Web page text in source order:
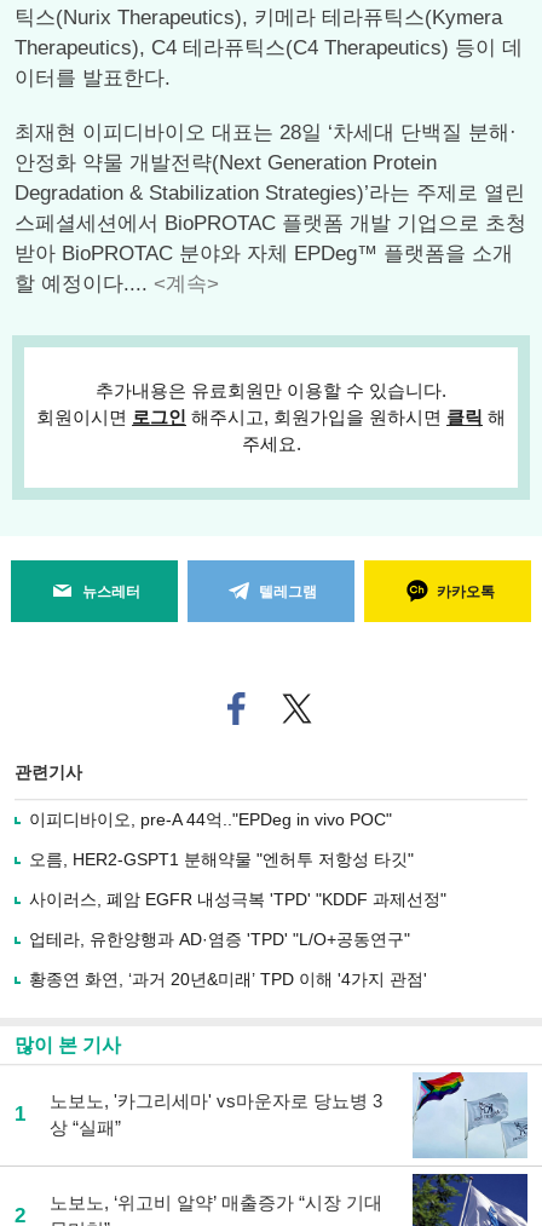
틱스(Nurix Therapeutics), 키메라 테라퓨틱스(Kymera
Therapeutics), C4 테라퓨틱스(C4 Therapeutics) 등이 데
이터를 발표한다.
최재현 이피디바이오 대표는 28일 ‘차세대 단백질 분해·
안정화 약물 개발전략(Next Generation Protein
Degradation & Stabilization Strategies)’라는 주제로 열린
스페셜세션에서 BioPROTAC 플랫폼 개발 기업으로 초청
받아 BioPROTAC 분야와 자체 EPDeg™ 플랫폼을 소개
할 예정이다.... <계속>
추가내용은 유료회원만 이용할 수 있습니다.
회원이시면 로그인 해주시고, 회원가입을 원하시면 클릭 해
주세요.
뉴스레터 텔레그램 카카오톡
페
이
로
사
유
기
트위
터로
관련기사
이피디바이오, pre-A 44억.."EPDeg in vivo POC"
오름, HER2-GSPT1 분해약물 "엔허투 저항성 타깃"
사이러스, 폐암 EGFR 내성극복 'TPD' "KDDF 과제선정"
업테라, 유한양행과 AD·염증 'TPD' "L/O+공동연구"
황종연 화연, ‘과거 20년&미래’ TPD 이해 '4가지 관점'
많이 본 기사
1
노보노, '카그리세마' vs마운자로 당뇨병 3
상 “실패”
2
노보노, ‘위고비 알약’ 매출증가 “시장 기대